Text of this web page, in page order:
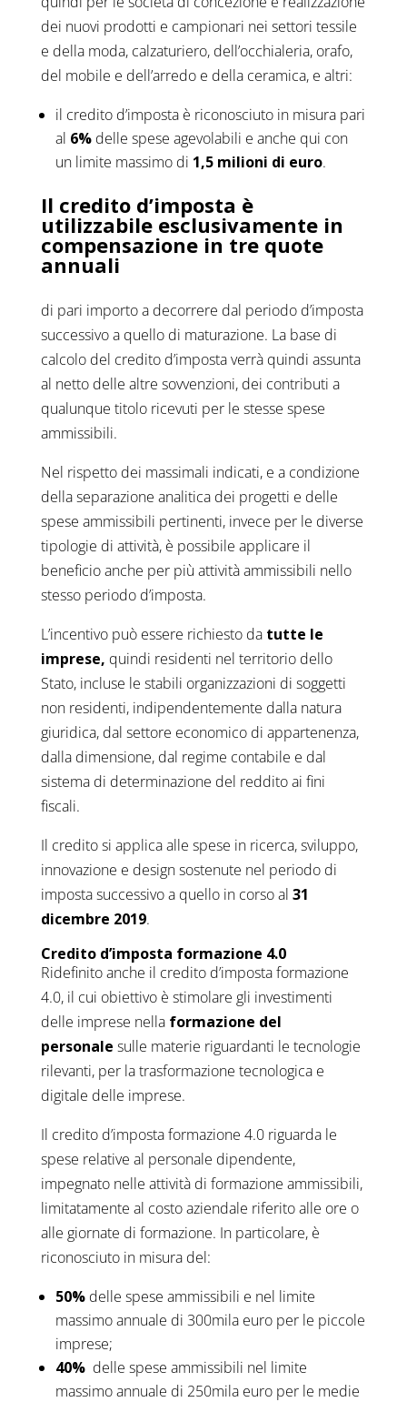
dei nuovi prodotti e campionari nei settori tessile
e della moda, calzaturiero, dell’occhialeria, orafo,
del mobile e dell’arredo e della ceramica, e altri:
il credito d’imposta è riconosciuto in misura pari
al 6%delle spese agevolabili e anche qui con
un limite massimo di 1,5 milioni di euro.
Il credito d’imposta è
utilizzabile esclusivamente in
compensazione in tre quote
annuali
di pari importo a decorrere dal periodo d’imposta
successivo a quello di maturazione. La base di
calcolo del credito d’imposta verrà quindi assunta
al netto delle altre sovvenzioni, dei contributi a
qualunque titolo ricevuti per le stesse spese
ammissibili.
Nel rispetto dei massimali indicati, e a condizione
della separazione analitica dei progetti e delle
spese ammissibili pertinenti, invece per le diverse
tipologie di attività, è possibile applicare il
beneficio anche per più attività ammissibili nello
stesso periodo d’imposta.
L’incentivo può essere richiesto da tutte le
imprese, quindi residenti nel territorio dello
Stato, incluse le stabili organizzazioni di soggetti
non residenti, indipendentemente dalla natura
giuridica, dal settore economico di appartenenza,
dalla dimensione, dal regime contabile e dal
sistema di determinazione del reddito ai fini
fiscali.
Il credito si applica alle spese in ricerca, sviluppo,
innovazione e design sostenute nel periodo di
imposta successivo a quello in corso al 31
dicembre 2019.
Credito d’imposta formazione 4.0
Ridefinito anche il credito d’imposta formazione
4.0, il cui obiettivo è stimolare gli investimenti
delle imprese nella formazione del
personale sulle materie riguardanti le tecnologie
rilevanti, per la trasformazione tecnologica e
digitale delle imprese.
Il credito d’imposta formazione 4.0 riguarda le
spese relative al personale dipendente,
impegnato nelle attività di formazione ammissibili,
limitatamente al costo aziendale riferito alle ore o
alle giornate di formazione. In particolare, è
riconosciuto in misura del:
50% delle spese ammissibili e nel limite
massimo annuale di 300mila euro per le piccole
imprese;
40% delle spese ammissibili nel limite
massimo annuale di 250mila euro per le medie